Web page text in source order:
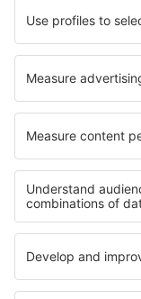
Paso de los
Concordia -
Reconquista
Rincón de los
San Rafael S.A.
Santa Rosa